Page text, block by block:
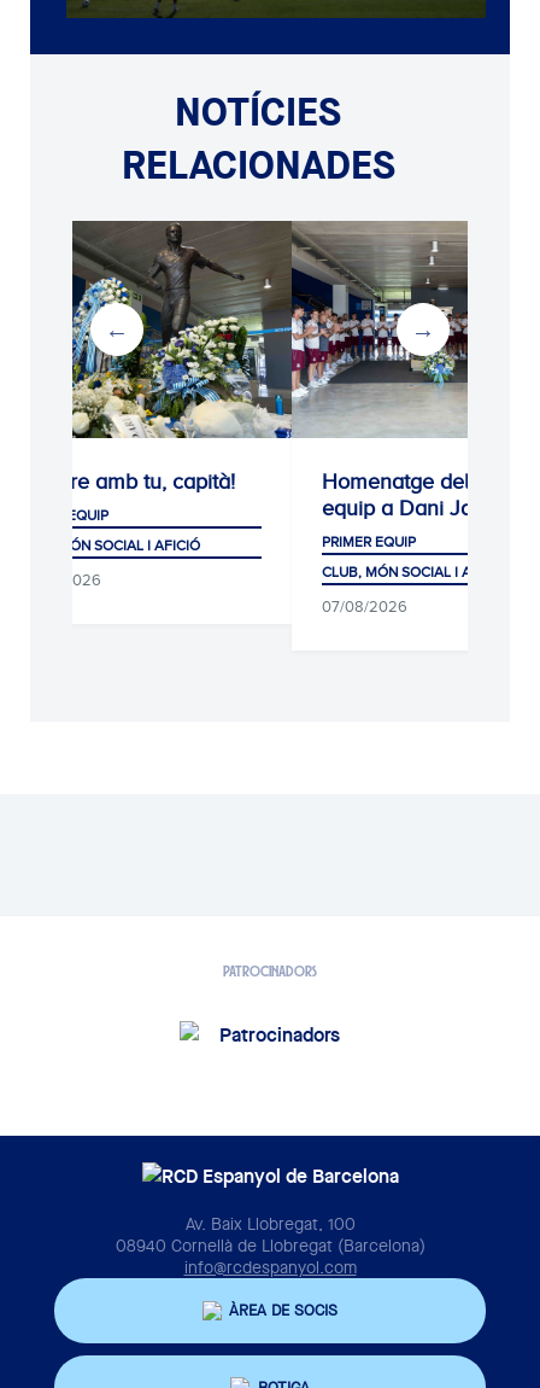
NOTÍCIES
RELACIONADES
Sempre amb tu, capità!
PRIMER EQUIP
CLUB, MÓN SOCIAL I AFICIÓ
08/08/2026
Homenatge del primer
equip a Dani Jarque
PRIMER EQUIP
CLUB, MÓN SOCIAL I AFICIÓ
07/08/2026
PATROCINADORS
Av. Baix Llobregat, 100
08940 Cornellà de Llobregat (Barcelona)
info@rcdespanyol.com
ÀREA DE SOCIS